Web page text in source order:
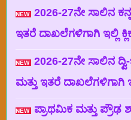
NEW
2026-27ನೇ ಸಾಲಿನ
ಇತರೆ ದಾಖಲೆಗಳಿಗಾಗಿ ಇಲ್ಲಿ
NEW
2026-27ನೇ ಸಾಲಿನ
ಮತ್ತು ಇತರೆ ದಾಖಲೆಗಳಿಗಾಗಿ
NEW
ಪ್ರಾಥಮಿಕ ಮತ್ತು ಪ್ರೌಢ